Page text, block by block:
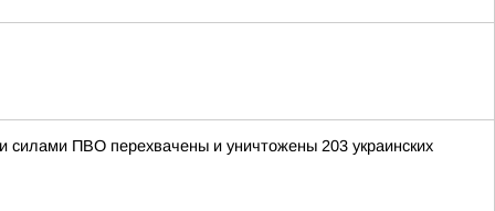
силами ПВО перехвачены и уничтожены 203 украинских